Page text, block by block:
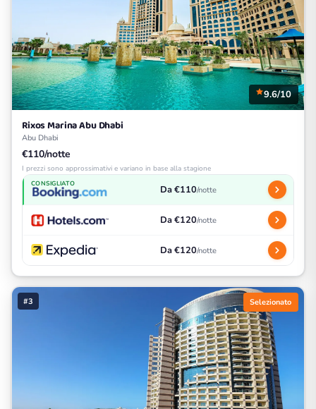
9.6/10
Rixos Marina Abu Dhabi
Abu Dhabi
€110/notte
I prezzi sono approssimativi e variano in base alla stagione
CONSIGLIATO Da €110/notte
Da €120/notte
Da €120/notte
#3 Selezionato